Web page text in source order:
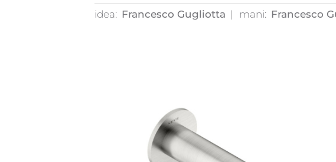
idea: Francesco Gugliotta mani: Francesco